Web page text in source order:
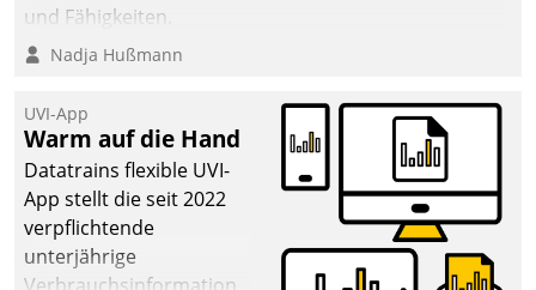
und Fähigkeiten.
Nadja Hußmann
UVI-App
Warm auf die Hand
Datatrains flexible UVI-
App stellt die seit 2022
verpflichtende
unterjährige